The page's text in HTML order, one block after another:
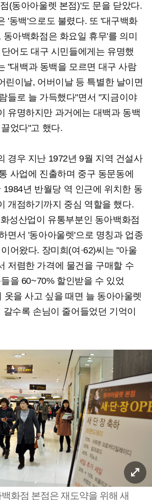
(동아아울렛 본점)'도 문을 닫았다.
'동백'으로도 불렸다. 또 '대구백화
아백화점은 화요일 휴무'를 의미
어도 대구 시민들에게는 유명했
"대백과 동백을 모르면 대구 사람
린이날, 어버이날 등 특별한 날이면
들로 늘 가득했다"면서 "지금이야
유명하지만 과거에는 대백과 동백
었다"고 했다.
경우 지난 1972년 9월 지역 건설사
사업에 진출하며 중구 동문동에
1984년 반월당 역 인근에 위치한 동
개점하기까지 중심 역할을 했다.
성산업이 유통부분인 동아백화점
면서 '동아아울렛'으로 명칭과 업종
어왔다. 장미희(여·62)씨는 "아울
저렴한 가격에 물건을 구매할 수
을 60~70% 할인받을 수 있었
옷을 사고 싶을 때면 늘 동아아울렛
수록 손님이 줄어들었던 기억이
화점 본점은 재도약을 위해 새